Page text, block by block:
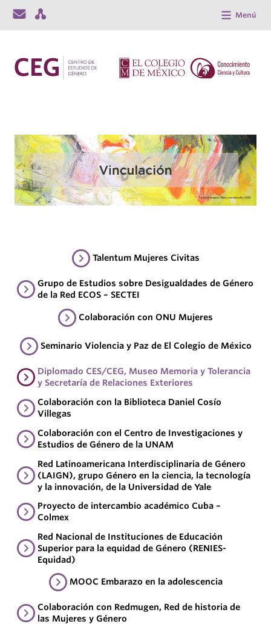
Menú
Talentum Mujeres Civitas
Grupo de Estudios sobre Desigualdades de Género
de la Red ECOS – SECTEI
Colaboración con ONU Mujeres
Seminario Violencia y Paz de El Colegio de México
Diplomado CES/CEG, Museo Memoria y Tolerancia
y Secretaría de Relaciones Exteriores
Colaboración con la Biblioteca Daniel Cosío
Villegas
Colaboración con el Centro de Investigaciones y
Estudios de Género de la UNAM
Red Latinoamericana Interdisciplinaria de Género
(LAIGN), grupo Género en la ciencia, la tecnología
y la innovación, de la Universidad de Yale
Proyecto de intercambio académico Cuba –
Colmex
Red Nacional de Instituciones de Educación
Superior para la equidad de Género (RENIES-
Equidad)
MOOC Embarazo en la adolescencia
Colaboración con Redmugen, Red de historia de
las Mujeres y Género